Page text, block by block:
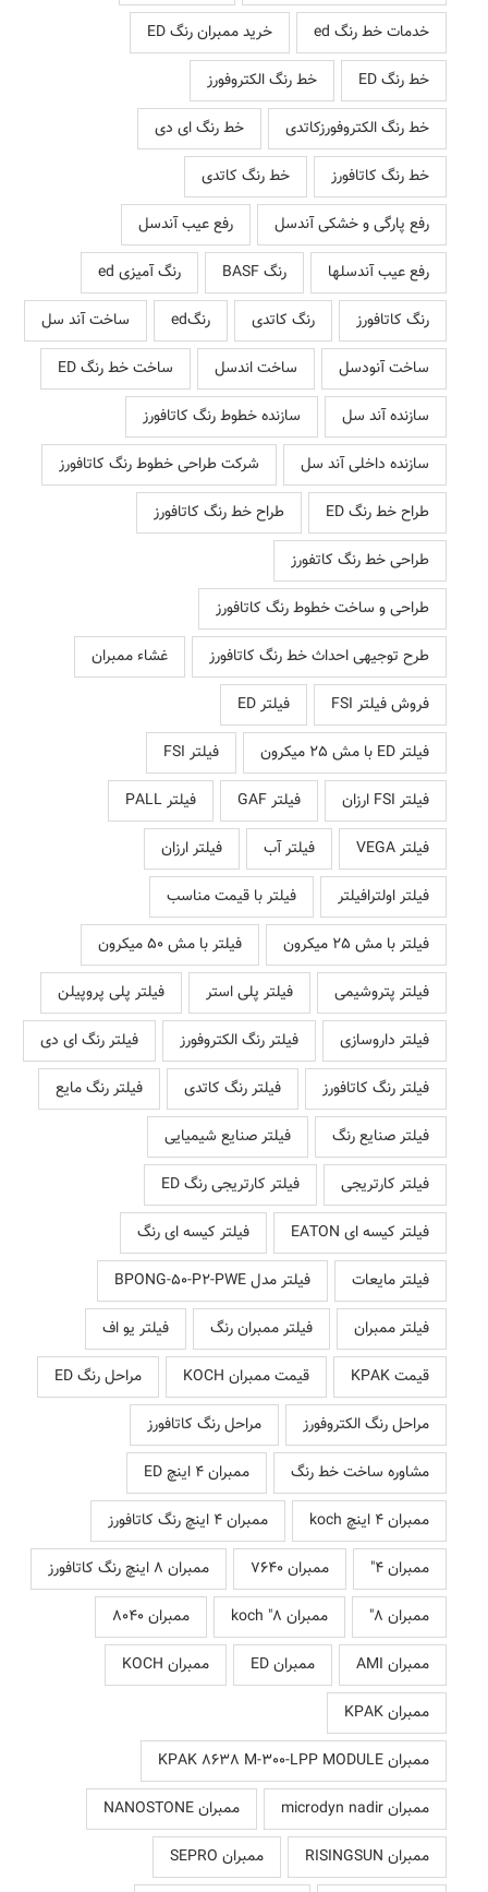
خدمات خط رنگ ed
خرید ممبران رنگ ED
خط رنگ ED
خط رنگ الکتروفورز
خط رنگ الکتروفورزکاتدی
خط رنگ ای دی
خط رنگ کاتافورز
خط رنگ کاتدی
رفع پارگی و خشکی آندسل
رفع عیب آندسل
رفع عیب آندسلها
رنگ BASF
رنگ آمیزی ed
رنگ کاتافورز
رنگ کاتدی رنگed
ساخت آند سل
ساخت آنودسل
ساخت اندسل
ساخت خط رنگ ED
سازنده آند سل
سازنده خطوط رنگ کاتافورز
سازنده داخلی آند سل
شرکت طراحی خطوط رنگ کاتافورز
طراح خط رنگ ED
طراح خط رنگ کاتافورز
طراحی خط رنگ کاتفورز
طراحی و ساخت خطوط رنگ کاتافورز
طرح توجیهی احداث خط رنگ کاتافورز
غشاء ممبران
فروش فیلتر FSI
فیلتر ED
فیلتر ED با مش 25 میکرون
فیلتر FSI
فیلتر FSI ارزان
فیلتر GAF
فیلتر PALL
فیلتر VEGA
فیلتر آب
فیلتر ارزان
فیلتر اولترافیلتر
فیلتر با قیمت مناسب
فیلتر با مش 25 میکرون
فیلتر با مش 50 میکرون
فیلتر پتروشیمی
فیلتر پلی استر
فیلتر پلی پروپیلن
فیلتر داروسازی
فیلتر رنگ الکتروفورز
فیلتر رنگ ای دی
فیلتر رنگ کاتافورز
فیلتر رنگ کاتدی
فیلتر رنگ مایع
فیلتر صنایع رنگ
فیلتر صنایع شیمیایی
فیلتر کارتریجی
فیلتر کارتریجی رنگ ED
فیلتر کیسه ای EATON
فیلتر کیسه ای رنگ
فیلتر مایعات
فیلتر مدل BPONG-50-P2-PWE
فیلتر ممبران
فیلتر ممبران رنگ
فیلتر یو اف
قیمت KPAK
قیمت ممبران KOCH
مراحل رنگ ED
مراحل رنگ الکتروفورز
مراحل رنگ کاتافورز
مشاوره ساخت خط رنگ
ممبران 4 اینچ ED
ممبران 4 اینچ koch
ممبران 4 اینچ رنگ کاتافورز
ممبران 4"
ممبران 7640
ممبران 8 اینچ رنگ کاتافورز
ممبران 8"
ممبران 8" koch
ممبران 8040
ممبران AMI
ممبران ED
ممبران KOCH
ممبران KPAK
ممبران KPAK 8638 M-300-LPP MODULE
ممبران microdyn nadir
ممبران NANOSTONE
ممبران RISINGSUN
ممبران SEPRO